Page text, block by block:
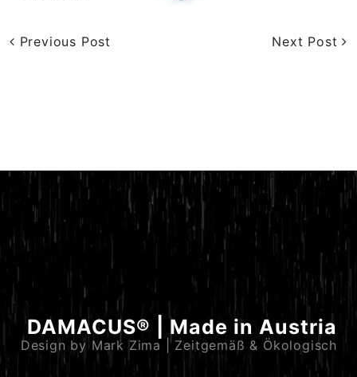
Previous Post Next Post
DAMACUS® | Made in Austria
Design by Mark Zima | Zeitgemäß & Ökologisch